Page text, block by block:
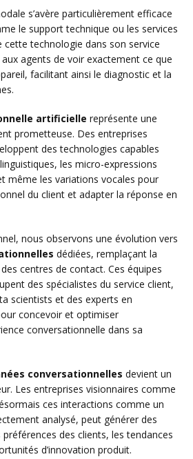
s’avère particulièrement efficace
le support technique ou les services
cette technologie dans son service
agents de voir exactement ce que
facilitant ainsi le diagnostic et la
artificielle représente une
prometteuse. Des entreprises
des technologies capables
les micro-expressions
même les variations vocales pour
du client et adapter la réponse en
nous observons une évolution vers
dédiées, remplaçant la
centres de contact. Ces équipes
des spécialistes du service client,
scientists et des experts en
concevoir et optimiser
conversationnelle dans sa
conversationnelles devient un
Les entreprises visionnaires comme
ces interactions comme un
analysé, peut générer des
des clients, les tendances
d’innovation produit.